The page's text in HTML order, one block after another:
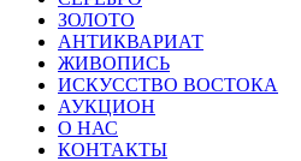
ЗОЛОТО
АНТИКВАРИАТ
ЖИВОПИСЬ
ИСКУССТВО ВОСТОКА
АУКЦИОН
О НАС
КОНТАКТЫ